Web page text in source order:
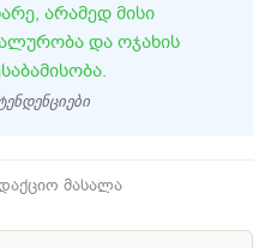
ᲐᲠᲐᲛᲔᲓ ᲛᲘᲡᲘ
ᲓᲐ ᲝᲯᲐᲮᲘᲡ
მასალა